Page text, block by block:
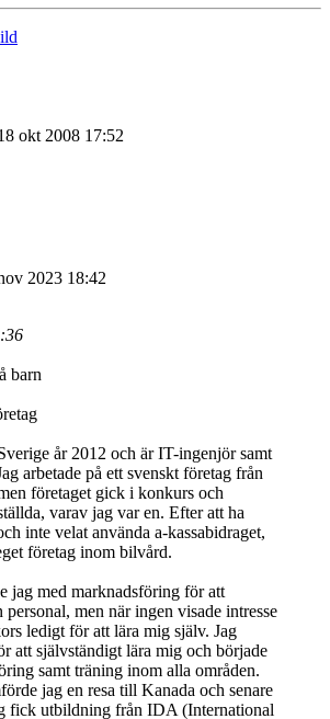
okt 2008 17:52
2023 18:42
barn
år 2012 och är IT-ingenjör samt
arbetade på ett svenskt företag från
företaget gick i konkurs och
varav jag var en. Efter att ha
inte velat använda a-kassabidraget,
företag inom bilvård.
jag med marknadsföring för att
personal, men när ingen visade intresse
ledigt för att lära mig själv. Jag
att självständigt lära mig och började
samt träning inom alla områden.
jag en resa till Kanada och senare
fick utbildning från IDA (International